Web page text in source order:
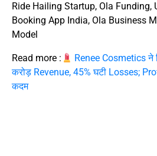
Ride Hailing Startup, Ola Funding,
Booking App India, Ola Business
Model
Read more :
Renee Cosmetics ने
करोड़ Revenue, 45% घटी Losses;
कदम